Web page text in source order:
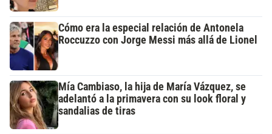
Cómo era la especial relación de Antonela
Roccuzzo con Jorge Messi más allá de Lionel
Mía Cambiaso, la hija de María Vázquez, se
adelantó a la primavera con su look floral y
sandalias de tiras